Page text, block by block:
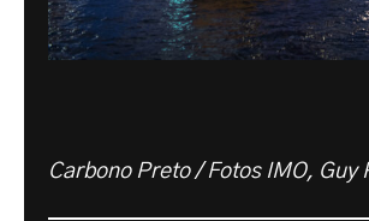
Carbono Preto / Fotos IMO, Guy